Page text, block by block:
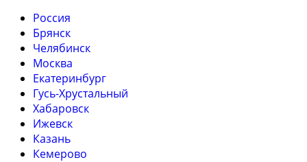
Россия
Брянск
Челябинск
Москва
Екатеринбург
Гусь-Хрустальный
Хабаровск
Ижевск
Казань
Кемерово